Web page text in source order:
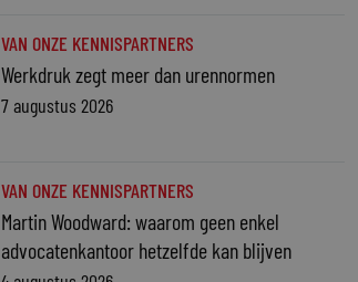
VAN ONZE KENNISPARTNERS
Werkdruk zegt meer dan urennormen
7 augustus 2026
VAN ONZE KENNISPARTNERS
Martin Woodward: waarom geen enkel
advocatenkantoor hetzelfde kan blijven